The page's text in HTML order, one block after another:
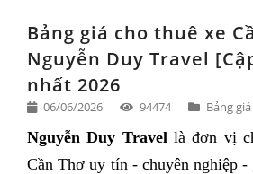
DỊCH VỤ
BẢNG GIÁ
TIN TỨC
LIÊN HỆ
Bảng giá cho thuê xe
Nguyễn Duy Travel
nhất 2026
06/06/2026 94474 Bảng giá
Nguyễn Duy Travellà đơn vị
Cần Thơ uy tín - chuyên nghiệp